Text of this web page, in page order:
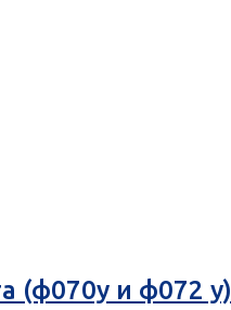
(ф070у и ф072 у)